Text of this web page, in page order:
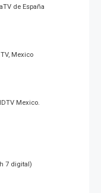
de España
Mexico
Mexico.
7 digital)